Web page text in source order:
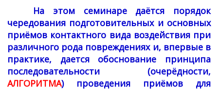
На этом семинаре даётся порядок
чередования подготовительных и основных
приёмов контактного вида воздействия при
различного рода повреждениях и, впервые в
практике, дается обоснование принципа
последовательности (очерёдности,
АЛГОРИТМА) проведения приёмов для